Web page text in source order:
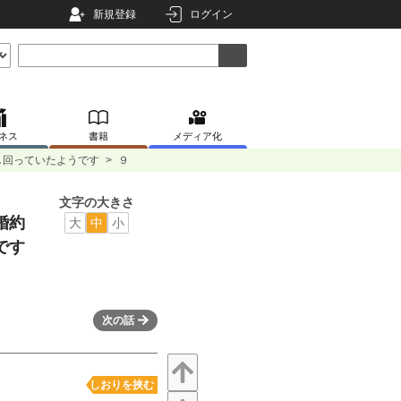
新規登録 ログイン
ス 書籍 メディア化
っていたようです > ９
約
す
文字の大きさ
大
中 小
次の話
しおりを挟む